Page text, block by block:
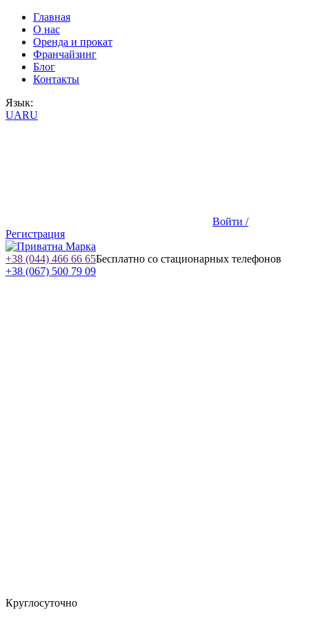
Главная
О нас
Оренда и прокат
Франчайзинг
Блог
Контакты
Язык:
UARU
Войти /
Регистрация
+38 (044) 466 66 65Бесплатно со стационарных телефонов
+38 (067) 500 79 09
Круглосуточно